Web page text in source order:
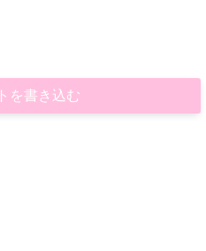
を書き込む